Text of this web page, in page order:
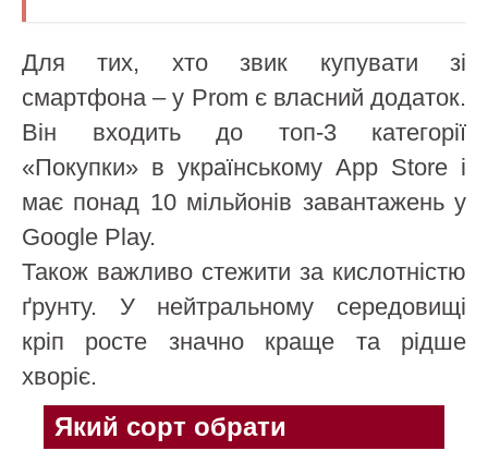
Для тих, хто звик купувати зі
смартфона – у Prom є власний додаток.
Він входить до топ-3 категорії
«Покупки» в українському App Store і
має понад 10 мільйонів завантажень у
Google Play.
Також важливо стежити за кислотністю
ґрунту. У нейтральному середовищі
кріп росте значно краще та рідше
хворіє.
Який сорт обрати